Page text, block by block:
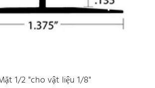
1/2 "cho vật liệu 1/8"